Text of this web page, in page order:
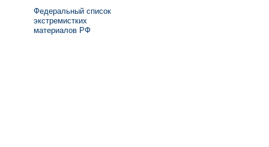
Федеральный список
экстремистких
материалов РФ